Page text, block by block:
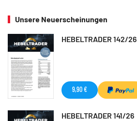
Unsere Neuerscheinungen
HEBELTRADER 142/26
9,90 €
HEBELTRADER 141/26